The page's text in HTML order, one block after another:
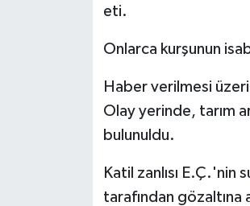
eti.
Onlarca kurşunun
Haber verilmesi
Olay yerinde, tarım
bulunuldu.
Katil zanlısı
tarafından gözaltına